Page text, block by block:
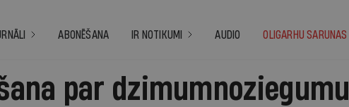
ABONĒŠANA IR NOTIKUMI AUDIO OLIGARHU SARUNAS
par dzimumnoziegumu